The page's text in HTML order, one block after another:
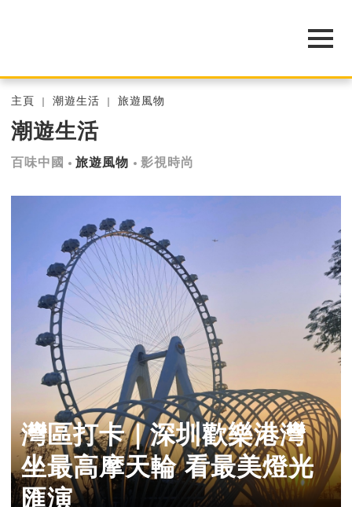
主頁 潮遊生活 旅遊風物
潮遊生活
百味中國 旅遊風物 影視時尚
灣區打卡｜深圳歡樂港灣
坐最高摩天輪 看最美燈光
匯演